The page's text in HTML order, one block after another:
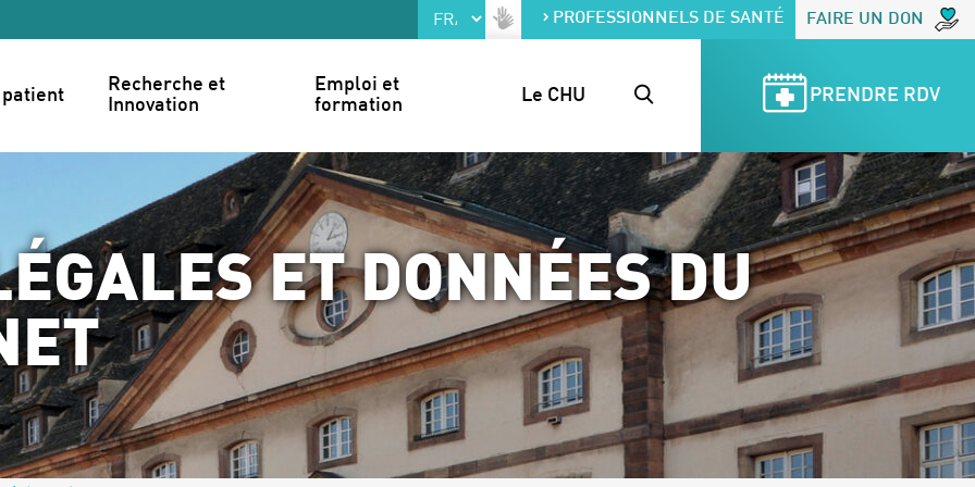
PROFESSIONNELS DE SANTÉ FAIRE UN DON
patient
Recherche et
Innovation
Emploi et
formation
Le CHU PRENDRE RDV
ET DONNÉES DU